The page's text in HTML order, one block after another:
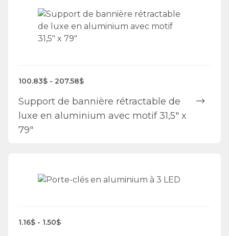
100.83$ - 207.58$
Support de bannière rétractable de
luxe en aluminium avec motif 31,5" x
79"
1.16$ - 1.50$